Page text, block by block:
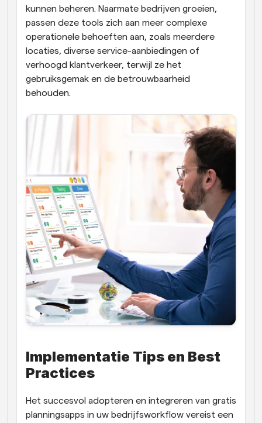
kunnen beheren. Naarmate bedrijven groeien,
passen deze tools zich aan meer complexe
operationele behoeften aan, zoals meerdere
locaties, diverse service-aanbiedingen of
verhoogd klantverkeer, terwijl ze het
gebruiksgemak en de betrouwbaarheid
behouden.
Implementatie Tips en Best
Practices
Het succesvol adopteren en integreren van gratis
planningsapps in uw bedrijfsworkflow vereist een